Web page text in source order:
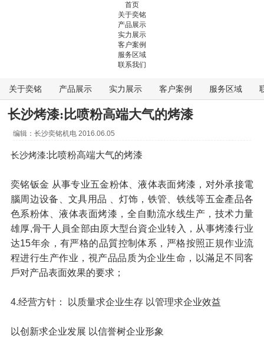
首页
关于奕铭
产品展示
实力展示
客户案例
服务区域
联系我们
关于奕铭 产品展示 实力展示 客户案例 服务区域
长沙烤漆:比喷粉高端大气的烤漆
编辑：长沙奕铭机电 2016.06.05
长沙烤漆:比喷粉高端大气的烤漆
奕铭钣金 从事专业五金粉体、液体表面烤漆，对外承接電
腦周边设备、文具用品 、灯饰，铁管、铁线等五金產品各
色系粉体、液体表面烤漆，全自動流水线生产，技术力量
雄厚,骨干人員全部由原大型台資企业转入，从事烤漆行业
达15年余，有严格的品質控制体系，严格按照正規作业流
程进行生产作业，視产品品质为企业生命，以滿足不同客
戶对产品表面效果的要求；
4.经营方针： 以质量求企业生存 以管理求企业效益
以创新求企业发展 以信誉树企业形象